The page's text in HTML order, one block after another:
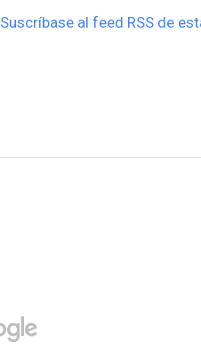
Suscríbase al feed RSS de